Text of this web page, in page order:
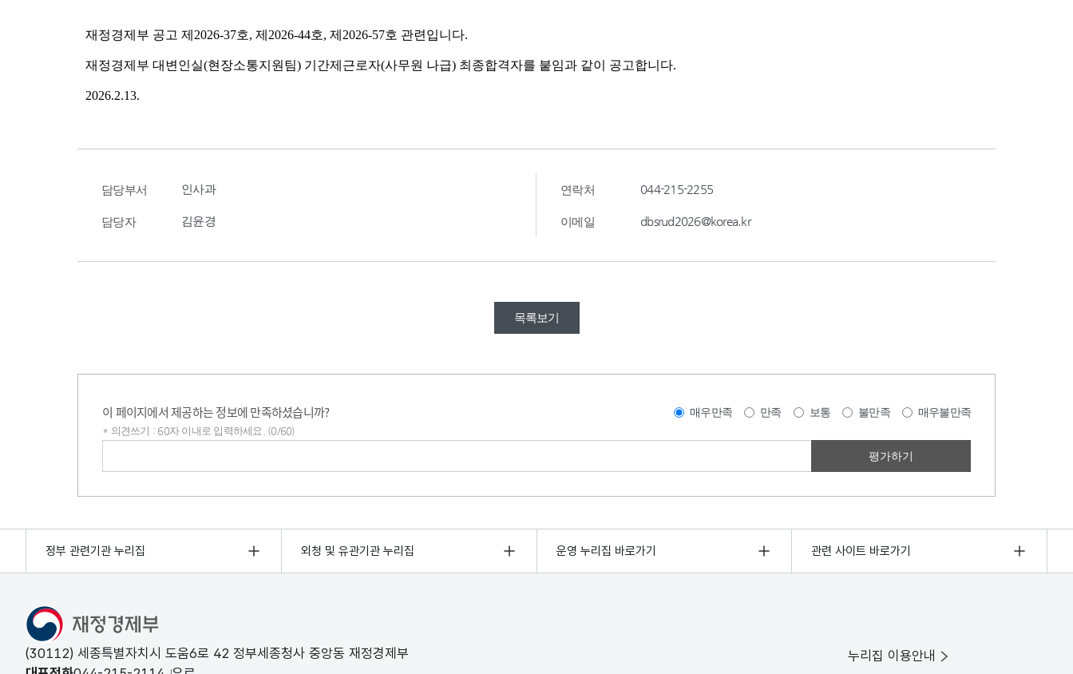
담당부서 인사과 연락처 044-215-2255
담당자 김윤경 이메일 dbsrud2026@korea.kr
목록보기
이 페이지에서 제공하는 정보에 만족하셨습니까? 매우만족 만족 보통 불만족 매우불만족
* 의견쓰기 : 60자 이내로 입력하세요. (0/60)
정부 관련기관 누리집 외청 및 유관기관 누리집 운영 누리집 바로가기 관련 사이트 바로가기
(30112) 세종특별자치시 도움6로 42 정부세종청사 중앙동 재정경제부
누리집 이용안내